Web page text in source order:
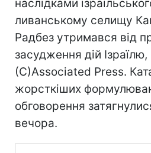
наслідками
ливанському селищу
Радбез утримався від
засудження дій
(С)Associated Press.
жорсткіших
обговорення
вечора.